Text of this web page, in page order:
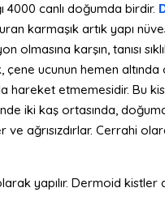
4000 canlı doğumda birdir.
karmaşık artık yapı
karşın, tanısı
ucunun hemen
hareket etmemesidir. Bu
iki kaş ortasında,
ağrısızdırlar. Cerrahi
yapılır. Dermoid